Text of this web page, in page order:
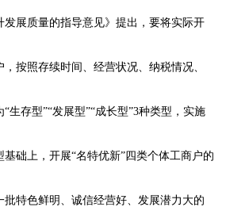
发展质量的指导意见》提出，要将实际开
按照存续时间、经营状况、纳税情况、
生存型”“发展型”“成长型”3种类型，实施
础上，开展“名特优新”四类个体工商户的
特色鲜明、诚信经营好、发展潜力大的